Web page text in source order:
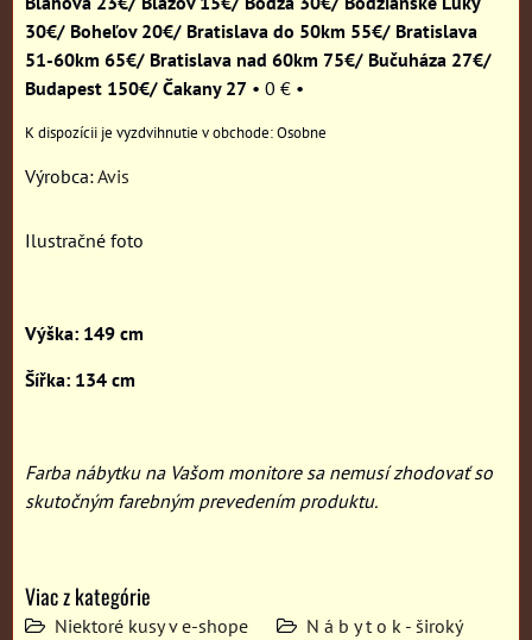
30€/ Boheľov 20€/ Bratislava do 50km 55€/ Bratislava
51-60km 65€/ Bratislava nad 60km 75€/ Bučuháza 27€/
Budapest 150€/ Čakany 27 • 0 € •
Osobne
Výrobca:Avis
Ilustračné foto
Výška: 149 cm
Šířka: 134 cm
Farba nábytku na Vašom monitore sa nemusí zhodovať so
skutočným farebným prevedením produktu.
Viac z kategórie
Niektoré kusy v e-shope
N á b y t o k - široký